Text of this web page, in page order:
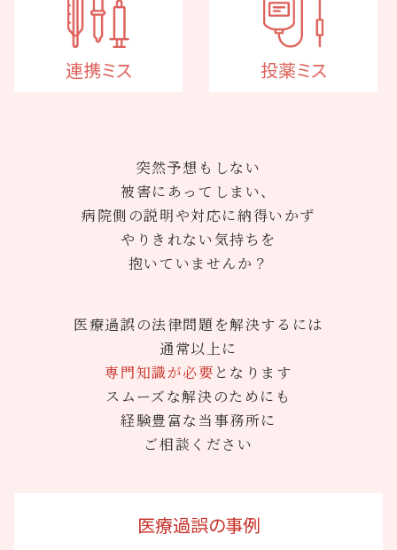
連携ミス 投薬ミス
突然予想もしない
被害にあってしまい、
病院側の説明や対応に納得いかず
やりきれない気持ちを
抱いていませんか？
医療過誤の法律問題を解決するには
通常以上に
専門知識が必要 となります
スムーズな解決のためにも
経験豊富な当事務所に
ご相談ください
医療過誤の事例